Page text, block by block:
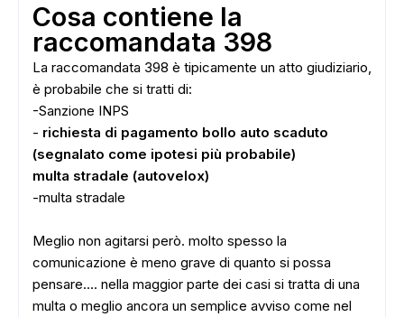
Cosa contiene la
raccomandata 398
La raccomandata 398 è tipicamente un atto giudiziario,
è probabile che si tratti di:
-Sanzione INPS
- richiesta di pagamento bollo auto scaduto
(segnalato come ipotesi più probabile)
multa stradale (autovelox)
-multa stradale
Meglio non agitarsi però. molto spesso la
comunicazione è meno grave di quanto si possa
pensare.... nella maggior parte dei casi si tratta di una
multa o meglio ancora un semplice avviso come nel